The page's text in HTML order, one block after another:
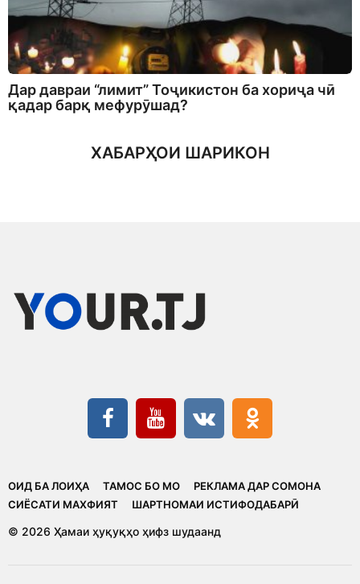
Дар давраи “лимит” Тоҷикистон ба хориҷа чӣ
қадар барқ мефурӯшад?
ХАБАРҲОИ ШАРИКОН
ОИД БА ЛОИҲА ТАМОС БО МО
РЕКЛАМА ДАР СОМОНА
CИЁСАТИ МАХФИЯТ
ШАРТНОМАИ ИСТИФОДАБАРӢ
© 2026 Ҳамаи ҳуқуқҳо ҳифз шудаанд